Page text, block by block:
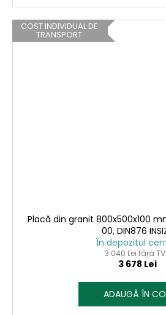
COST INDIVIDUAL DE
TRANSPORT
Placă din granit 800x500x100
00, DIN876
În depozitul
3 040 Lei fără
3 678 Lei
ADAUGĂ ÎN